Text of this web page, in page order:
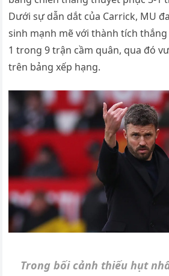
Dưới sự dẫn dắt của Carrick, MU
sinh mạnh mẽ với thành tích thắng
1 trong 9 trận cầm quân, qua đó
trên bảng xếp hạng.
Trong bối cảnh thiếu hụt